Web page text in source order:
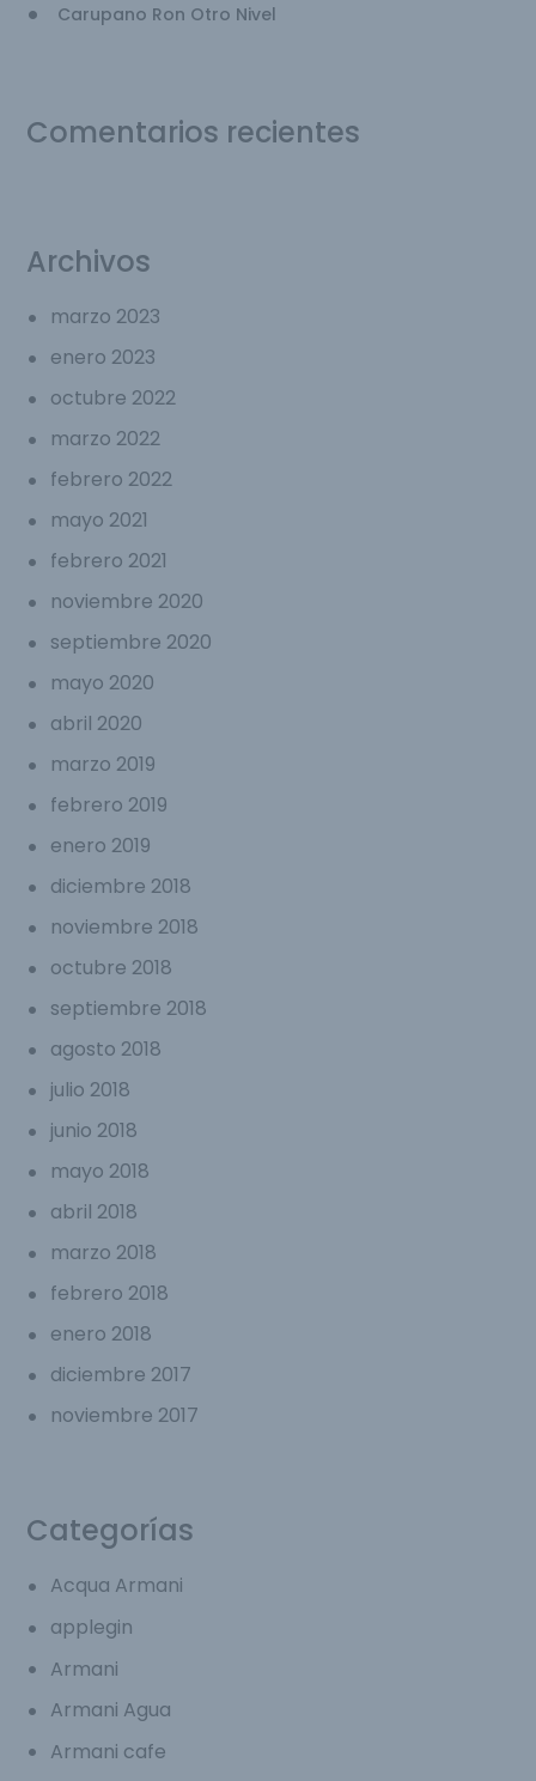
Carupano Ron Otro Nivel
Comentarios recientes
Archivos
marzo 2023
enero 2023
octubre 2022
marzo 2022
febrero 2022
mayo 2021
febrero 2021
noviembre 2020
septiembre 2020
mayo 2020
abril 2020
marzo 2019
febrero 2019
enero 2019
diciembre 2018
noviembre 2018
octubre 2018
septiembre 2018
agosto 2018
julio 2018
junio 2018
mayo 2018
abril 2018
marzo 2018
febrero 2018
enero 2018
diciembre 2017
noviembre 2017
Categorías
Acqua Armani
applegin
Armani
Armani Agua
Armani cafe